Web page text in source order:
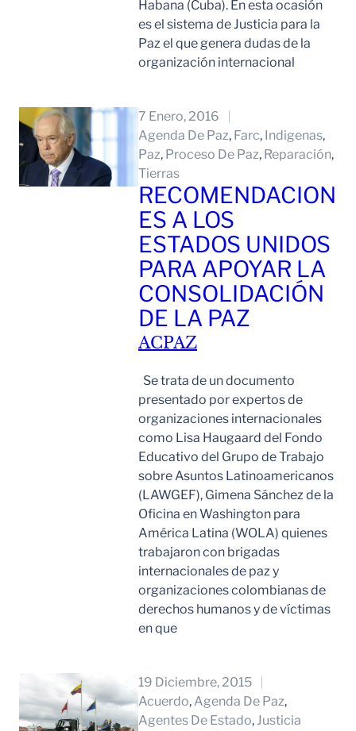
Habana (Cuba). En esta ocasión
es el sistema de Justicia para la
Paz el que genera dudas de la
organización internacional
7 Enero, 2016
Agenda De Paz, Farc, Indigenas
Paz, Proceso De Paz, Reparación
Tierras
RECOMENDACION
ES A LOS
ESTADOS UNIDOS
PARA APOYAR LA
CONSOLIDACIÓN
DE LA PAZ
ACPAZ
Se trata de un documento
presentado por expertos de
organizaciones internacionales
como Lisa Haugaard del Fondo
Educativo del Grupo de Trabajo
sobre Asuntos Latinoamericanos
(LAWGEF), Gimena Sánchez de la
Oficina en Washington para
América Latina (WOLA) quienes
trabajaron con brigadas
internacionales de paz y
organizaciones colombianas de
derechos humanos y de víctimas
en que
19 Diciembre, 2015
Acuerdo, Agenda De Paz
Agentes De Estado, Justicia